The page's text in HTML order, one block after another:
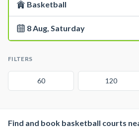
Basketball
8 Aug, Saturday
FILTERS
60 120
Find and book basketball courts